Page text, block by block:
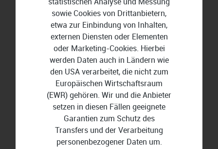
Nutzer erhält automatisch Vertrauen, nur weil er
sich im internen Netzwerk befindet. Jeder Zugriff
wird geprüft.
OT-Patching : Sicherheitsupdates für
Steuerungssysteme müssen strukturiert
eingeplant werden, ohne die Produktion zu
gefährden.
SIEM-Integration: Ein Security Information and
Event Management System (SIEM) überwacht
Netzwerkaktivitäten und erkennt Anomalien in
sowie Cookies von Drittanbietern,
etwa zur Einbindung von Inhalten,
externen Diensten oder Elementen
oder Marketing-Cookies. Hierbei
werden Daten auch in Ländern wie
den USA verarbeitet, die nicht zum
Europäischen Wirtschaftsraum
(EWR) gehören. Wir und die Anbieter
setzen in diesen Fällen geeignete
Garantien zum Schutz des
Transfers und der Verarbeitung
personenbezogener Daten um.